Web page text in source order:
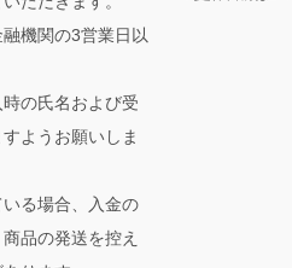
機関の3営業日以
の氏名および受
ようお願いしま
る場合、入金の
品の発送を控え